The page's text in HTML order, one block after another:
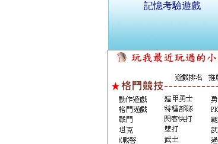
記憶考驗遊戲